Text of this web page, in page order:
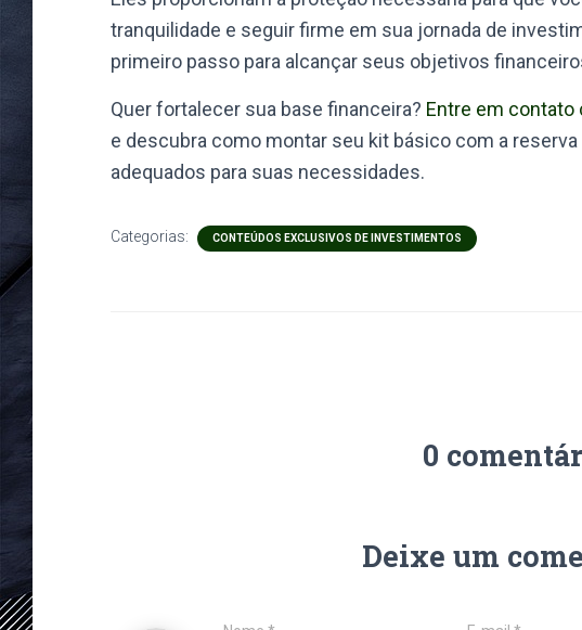
tranquilidade e seguir firme em sua jornada de
primeiro passo para alcançar seus objetivos
Quer fortalecer sua base financeira? Entre em
e descubra como montar seu kit básico com a
adequados para suas necessidades.
Categorias: CONTEÚDOS EXCLUSIVOS DE INVESTIMENTOS
0
Deixe um